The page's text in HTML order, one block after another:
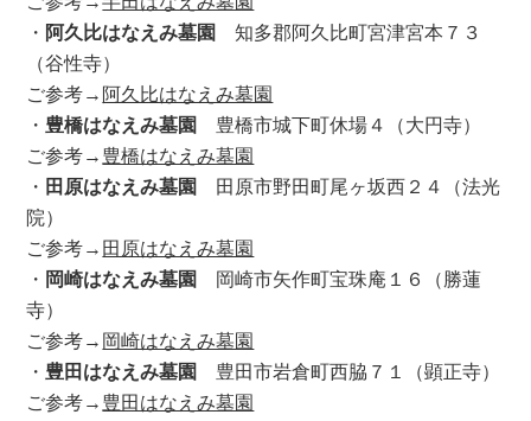
・ 阿久比はなえみ墓園 知多郡阿久比町宮津宮本７３
（谷性寺）
ご参考→ 阿久比はなえみ墓園
・ 豊橋はなえみ墓園 豊橋市城下町休場４（大円寺）
ご参考→ 豊橋はなえみ墓園
・ 田原はなえみ墓園 田原市野田町尾ヶ坂西２４（法光
院）
ご参考→ 田原はなえみ墓園
・ 岡崎はなえみ墓園 岡崎市矢作町宝珠庵１６（勝蓮
寺）
ご参考→ 岡崎はなえみ墓園
・ 豊田はなえみ墓園 豊田市岩倉町西脇７１（顕正寺）
ご参考→ 豊田はなえみ墓園